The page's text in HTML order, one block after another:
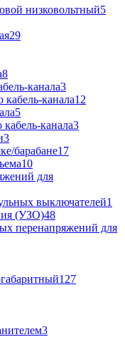
низковольтный5
29
8
канала3
канала12
5
канала3
3
барабане17
10
для
выключателей1
(УЗО)48
перенапряжений для
127
3